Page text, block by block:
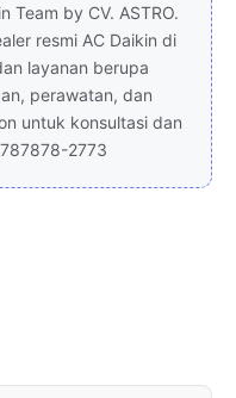
Team by CV. ASTRO.
resmi AC Daikin di
layanan berupa
perawatan, dan
untuk konsultasi dan
2773